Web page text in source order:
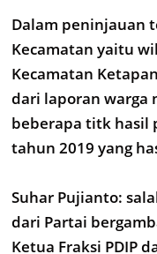
Dalam peninjauan
Kecamatan yaitu
Kecamatan
dari laporan warga
beberapa titk hasil
tahun 2019 yang
Suhar Pujianto:
dari Partai
Ketua Fraksi PDIP